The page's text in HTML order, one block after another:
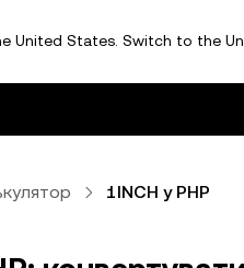
United States. Switch to the
1INCH у PHP